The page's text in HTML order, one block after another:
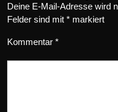
Deine E-Mail-Adresse wird
Felder sind mit * markiert
Kommentar *